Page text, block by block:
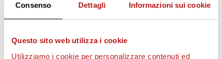
Consenso Dettagli Informazioni sui cookie
Questo sito web utilizza i cookie
Utilizziamo i cookie per personalizzare contenuti ed
BIGLIETTI